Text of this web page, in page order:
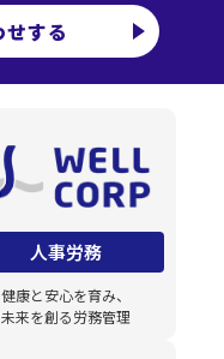
する
人事労務
健康と安心を育み、
未来を創る労務管理
けて
column_hrm_202401